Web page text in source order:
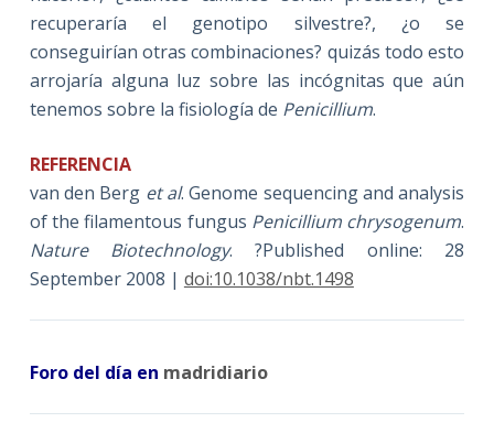
recuperaría el genotipo silvestre?, ¿o se
conseguirían otras combinaciones? quizás todo esto
arrojaría alguna luz sobre las incógnitas que aún
tenemos sobre la fisiología de Penicillium.
REFERENCIA
van den Berg et al. Genome sequencing and analysis
of the filamentous fungus Penicillium chrysogenum.
Nature Biotechnology. ?Published online: 28
September 2008 | doi:10.1038/nbt.1498
Foro del día en madridiario